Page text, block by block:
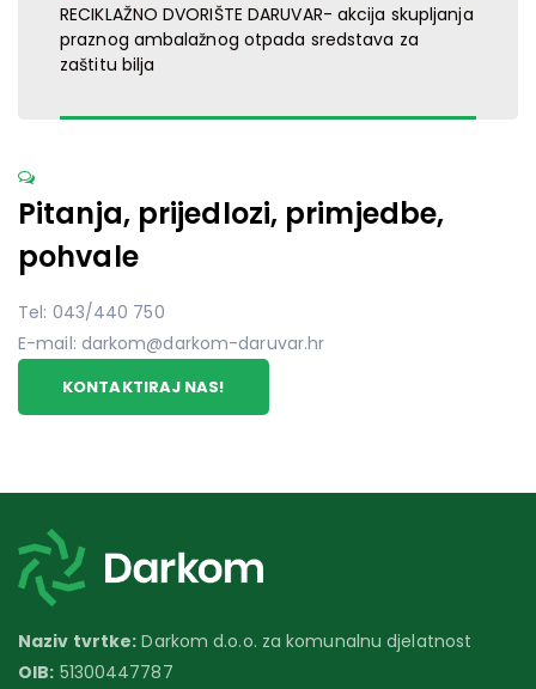
RECIKLAŽNO DVORIŠTE DARUVAR- akcija skupljanja
praznog ambalažnog otpada sredstava za
zaštitu bilja
Pitanja, prijedlozi, primjedbe,
pohvale
Tel: 043/440 750
E-mail: darkom@darkom-daruvar.hr
KONTAKTIRAJ NAS!
Naziv tvrtke: Darkom d.o.o. za komunalnu djelatnost
OIB: 51300447787